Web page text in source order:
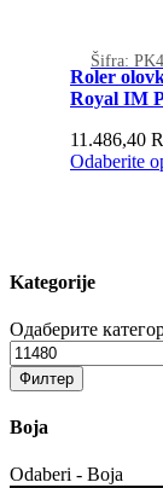
Šifra:
Roler
Royal IM
11.486,40
Odaberite
Kategorije
Одаберите
Минимална
цена
Филтер
Boja
Odaberi - Boja